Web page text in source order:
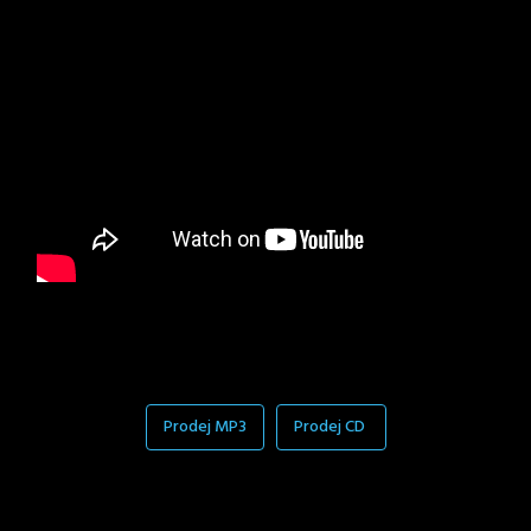
Prodej MP3 Prodej CD